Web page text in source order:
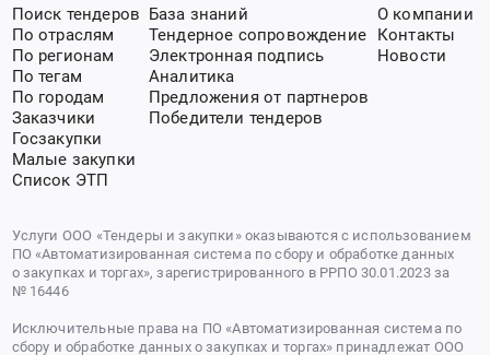
Поиск тендеров
По отраслям
По регионам
По тегам
По городам
Заказчики
Госзакупки
Малые закупки
Список ЭТП
База знаний
Тендерное сопровождение
Электронная подпись
Аналитика
Предложения от партнеров
Победители тендеров
О компании
Контакты
Новости
Услуги ООО «Тендеры и закупки» оказываются с использованием
ПО «Автоматизированная система по сбору и обработке данных
о закупках и торгах», зарегистрированного в РРПО 30.01.2023 за
№ 16446
Исключительные права на ПО «Автоматизированная система по
сбору и обработке данных о закупках и торгах» принадлежат ООО